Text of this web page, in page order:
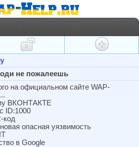
не пожалеешь
на официальном сайте WAP-
ВКОНТАКТЕ
ID:1000
код
опасная уязвимость
в Google